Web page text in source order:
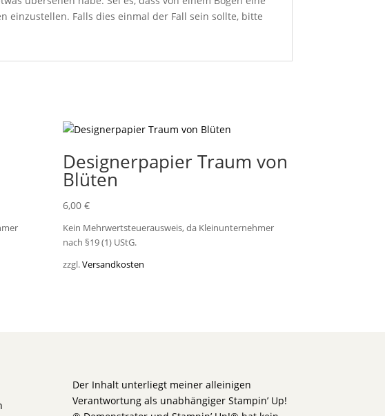
einzustellen. Falls dies einmal der Fall sein sollte, bitte
Designerpapier Traum von
Blüten
6,00€
Kein Mehrwertsteuerausweis, da Kleinunternehmer
nach §19 (1) UStG.
zzgl.Versandkosten
Der Inhalt unterliegt meiner alleinigen
Verantwortung als unabhängiger Stampin’ Up!